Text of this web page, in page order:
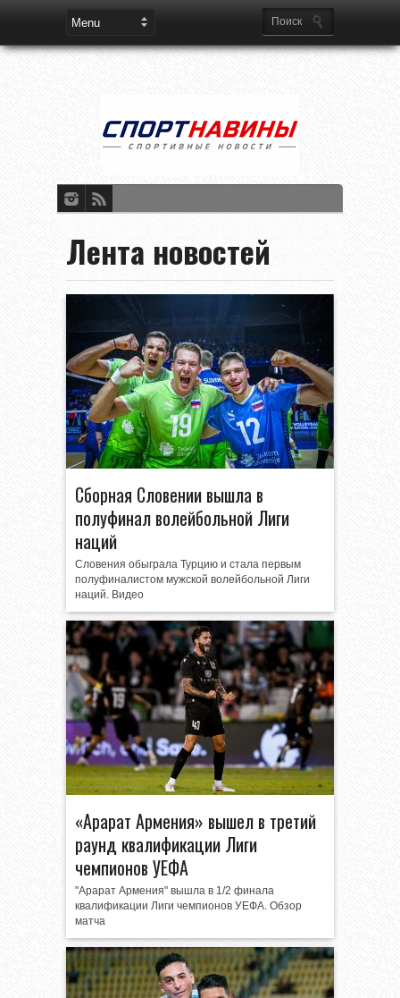
Лента новостей
Сборная Словении вышла в
полуфинал волейбольной Лиги
наций
Словения обыграла Турцию и стала первым
полуфиналистом мужской волейбольной Лиги
наций. Видео
«Арарат Армения» вышел в третий
раунд квалификации Лиги
чемпионов УЕФА
"Арарат Армения" вышла в 1/2 финала
квалификации Лиги чемпионов УЕФА. Обзор
матча